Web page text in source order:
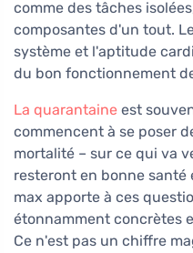
comme des tâches
composantes d'un tout.
système et l'aptitude
du bon fonctionnement
La quarantaine est
commencent à se poser
mortalité – sur ce qui va
resteront en bonne santé
max apporte à ces
étonnamment concrètes
Ce n'est pas un chiffre